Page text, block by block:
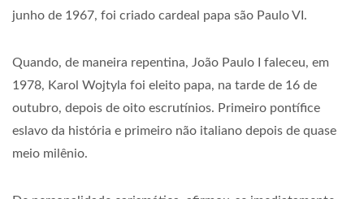
junho de 1967, foi criado cardeal papa são Paulo VI.
Quando, de maneira repentina, João Paulo I faleceu, em
1978, Karol Wojtyla foi eleito papa, na tarde de 16 de
outubro, depois de oito escrutínios. Primeiro pontífice
eslavo da história e primeiro não italiano depois de quase
meio milênio.